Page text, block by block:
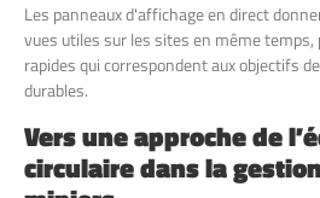
Les panneaux d'affichage en direct
vues utiles sur les sites en même
rapides qui correspondent aux objectifs
durables.
Vers une approche de
circulaire dans la